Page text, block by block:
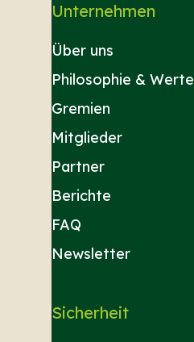
Unternehmen
Über uns
Philosophie & Werte
Gremien
Mitglieder
Partner
Berichte
FAQ
Newsletter
Sicherheit